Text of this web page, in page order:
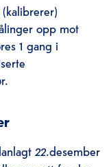
opp mot
1 gang i
22.desember